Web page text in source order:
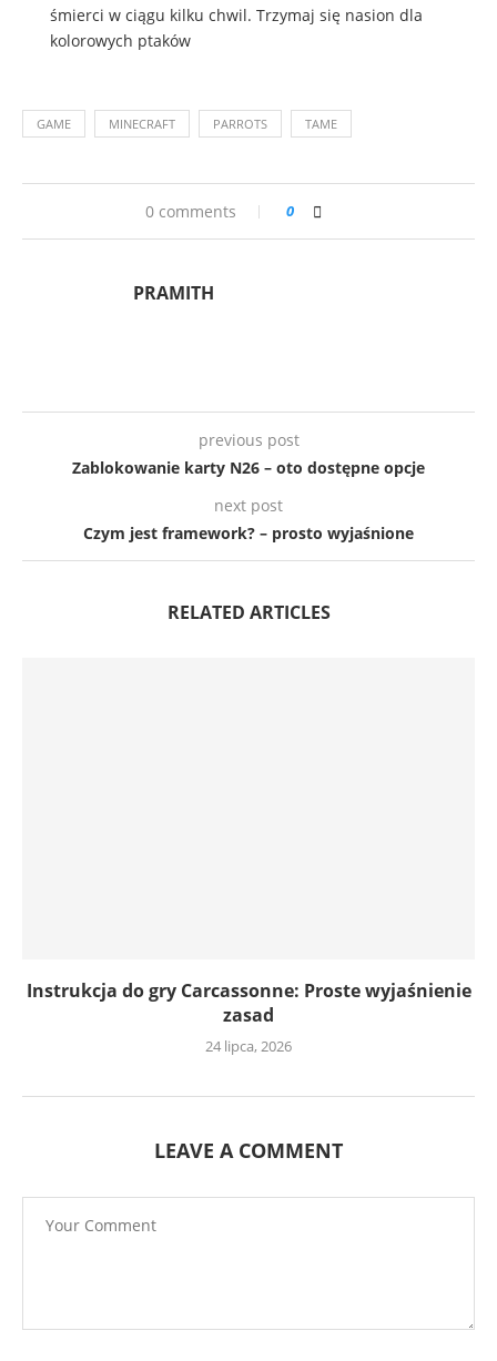
śmierci w ciągu kilku chwil. Trzymaj się nasion dla
kolorowych ptaków
GAME MINECRAFT PARROTS TAME
0 comments 0
PRAMITH
previous post
Zablokowanie karty N26 – oto dostępne opcje
next post
Czym jest framework? – prosto wyjaśnione
RELATED ARTICLES
Instrukcja do gry Carcassonne: Proste wyjaśnienie
zasad
24 lipca, 2026
LEAVE A COMMENT